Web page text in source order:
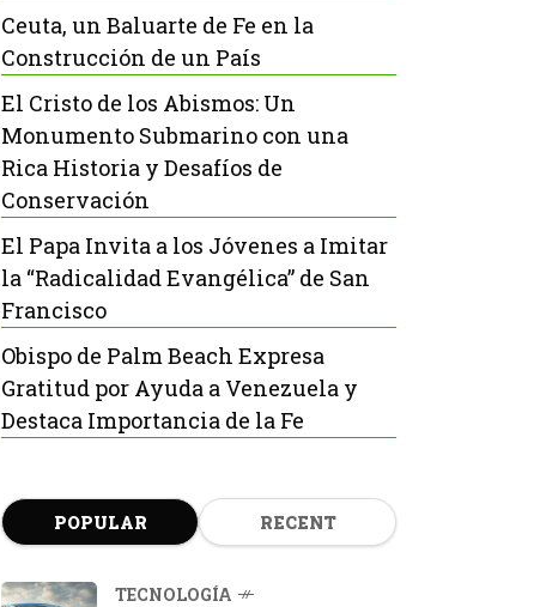
Ceuta, un Baluarte de Fe en la
Construcción de un País
El Cristo de los Abismos: Un
Monumento Submarino con una
Rica Historia y Desafíos de
Conservación
El Papa Invita a los Jóvenes a Imitar
la “Radicalidad Evangélica” de San
Francisco
Obispo de Palm Beach Expresa
Gratitud por Ayuda a Venezuela y
Destaca Importancia de la Fe
POPULAR RECENT
TECNOLOGÍA